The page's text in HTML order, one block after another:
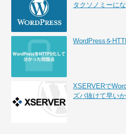
タクソノミーに
WordPressを
XSERVERで
ズバ抜けて早い